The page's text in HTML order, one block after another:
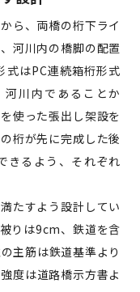
ら、両橋の桁下ライ
河川内の橋脚の配置
はPC連続箱桁形式
川内であることか
使った張出し架設を
桁が先に完成した後
きるよう、それぞれ
たすよう設計してい
りは9cm、鉄道を含
主筋は鉄道基準より
度は道路橋示方書よ